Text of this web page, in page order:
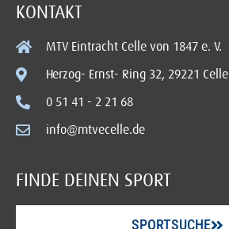
KONTAKT
MTV Eintracht Celle von 1847 e. V.
Herzog- Ernst- Ring 32, 29221 Celle
0 51 41 - 2 21 68
info@mtvecelle.de
FINDE DEINEN SPORT
SPORTSUCHE